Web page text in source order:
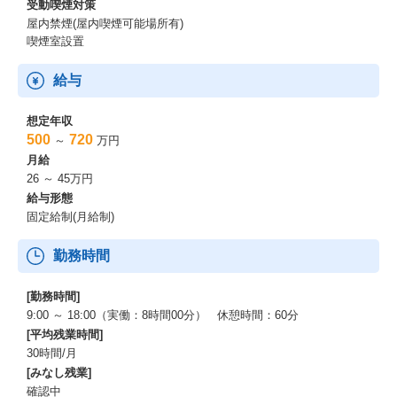
受動喫煙対策
屋内禁煙(屋内喫煙可能場所有)
喫煙室設置
給与
想定年収
500 ～ 720 万円
月給
26 ～ 45万円
給与形態
固定給制(月給制)
勤務時間
[勤務時間]
9:00 ～ 18:00（実働：8時間00分） 休憩時間：60分
[平均残業時間]
30時間/月
[みなし残業]
確認中